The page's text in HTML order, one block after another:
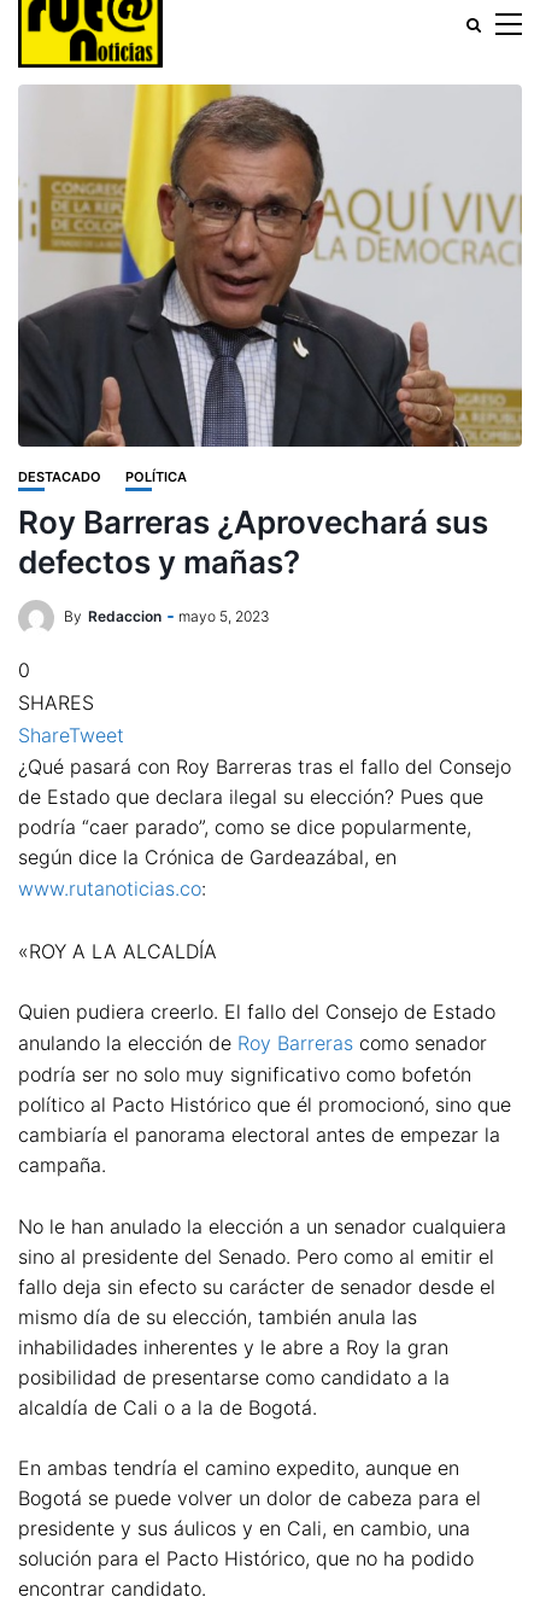
DESTACADO POLÍTICA
Roy Barreras ¿Aprovechará sus
defectos y mañas?
By Redaccion mayo 5, 2023
0
SHARES
ShareTweet
¿Qué pasará con Roy Barreras tras el fallo del Consejo
de Estado que declara ilegal su elección? Pues que
podría “caer parado”, como se dice popularmente,
según dice la Crónica de Gardeazábal, en
www.rutanoticias.co:
«ROY A LA ALCALDÍA
Quien pudiera creerlo. El fallo del Consejo de Estado
anulando la elección de Roy Barreras como senador
podría ser no solo muy significativo como bofetón
político al Pacto Histórico que él promocionó, sino que
cambiaría el panorama electoral antes de empezar la
campaña.
No le han anulado la elección a un senador cualquiera
sino al presidente del Senado. Pero como al emitir el
fallo deja sin efecto su carácter de senador desde el
mismo día de su elección, también anula las
inhabilidades inherentes y le abre a Roy la gran
posibilidad de presentarse como candidato a la
alcaldía de Cali o a la de Bogotá.
En ambas tendría el camino expedito, aunque en
Bogotá se puede volver un dolor de cabeza para el
presidente y sus áulicos y en Cali, en cambio, una
solución para el Pacto Histórico, que no ha podido
encontrar candidato.